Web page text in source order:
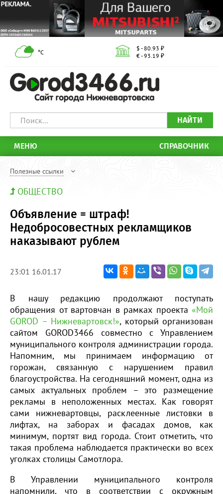
°С
$ - 80.93 ₽
€ - 93.19 ₽
НАЙТИ
МЕНЮ СПРАВОЧНИК
Полезные ссылки
ОБЩЕСТВО
Объявление = штраф!
Недобросовестных рекламщиков
наказывают рублем
23:01 16.01.17
В нашу редакцию продолжают поступать
обращения от вартовчан в рамках проекта «Мой
GOROD – Нижневартовск!», который организован
сайтом GOROD3466 совместно с Управлением
муниципального контроля администрации города.
Напомним, мы принимаем информацию от
горожан, связанную с нарушением правил
благоустройства. На сегодняшний момент, одна из
самых актуальных проблем – это размещение
рекламы в неположенных местах. Как говорят
сами нижневартовцы, расклеенные листовки в
лифтах, на заборах и фасадах домов, как
минимум, портят вид города. Стоит отметить, что
такая проблема наблюдается практически во всех
уголках столицы Самотлора.
В Управлении муниципального контроля
напомнили, что в соответствии с окружным